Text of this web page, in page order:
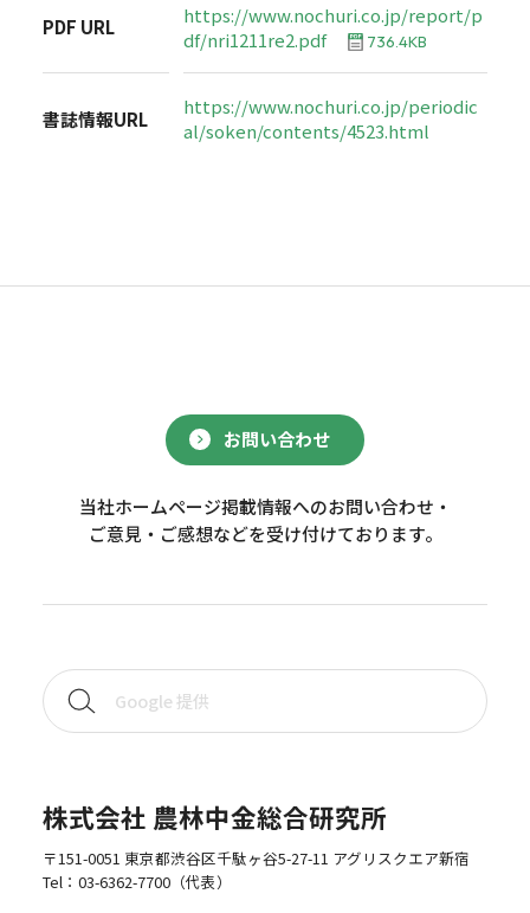
PDF URL
https://www.nochuri.co.jp/report/p
df/nri1211re2.pdf
736.4KB
書誌情報URL
https://www.nochuri.co.jp/periodic
al/soken/contents/4523.html
お問い合わせ
当社ホームページ掲載情報へのお問い合わせ・
ご意見・ご感想などを受け付けております。
株式会社 農林中金総合研究所
〒151-0051 東京都渋谷区千駄ヶ谷5-27-11 アグリスクエア新宿
Tel： 03-6362-7700（代表）